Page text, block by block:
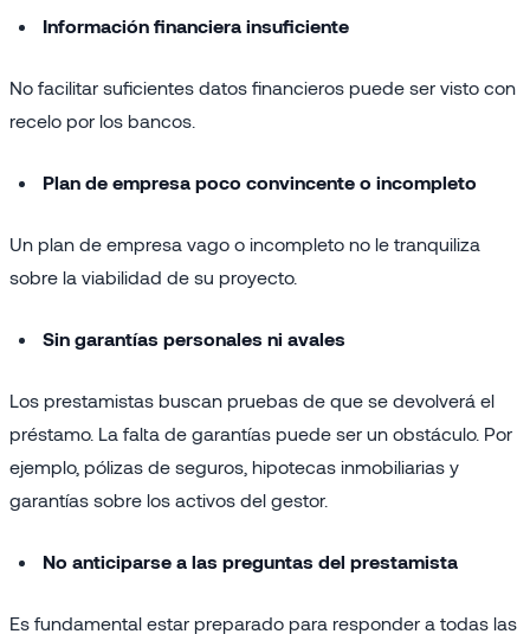
Información financiera insuficiente
No facilitar suficientes datos financieros puede ser visto con
recelo por los bancos.
Plan de empresa poco convincente o incompleto
Un plan de empresa vago o incompleto no le tranquiliza
sobre la viabilidad de su proyecto.
Sin garantías personales ni avales
Los prestamistas buscan pruebas de que se devolverá el
préstamo. La falta de garantías puede ser un obstáculo. Por
ejemplo, pólizas de seguros, hipotecas inmobiliarias y
garantías sobre los activos del gestor.
No anticiparse a las preguntas del prestamista
Es fundamental estar preparado para responder a todas las